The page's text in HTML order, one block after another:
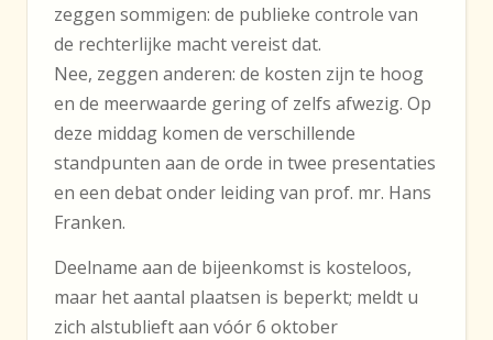
zeggen sommigen: de publieke controle van
de rechterlijke macht vereist dat.
Nee, zeggen anderen: de kosten zijn te hoog
en de meerwaarde gering of zelfs afwezig. Op
deze middag komen de verschillende
standpunten aan de orde in twee presentaties
en een debat onder leiding van prof. mr. Hans
Franken.
Deelname aan de bijeenkomst is kosteloos,
maar het aantal plaatsen is beperkt; meldt u
zich alstublieft aan vóór 6 oktober